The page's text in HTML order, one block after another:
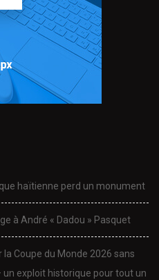
haïtienne perd un monument
à André « Dadou » Pasquet
la Coupe du Monde 2026 sans
exploit historique pour tout un